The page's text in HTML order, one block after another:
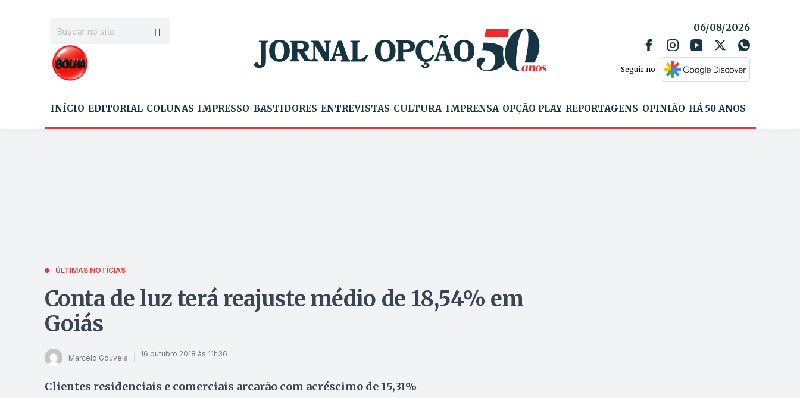
06/08/2026
Seguir no
INÍCIO EDITORIAL COLUNAS IMPRESSO BASTIDORES ENTREVISTAS CULTURA IMPRENSA OPÇÃO PLAY REPORTAGENS OPINIÃO HÁ 50 ANOS
ÚLTIMAS NOTÍCIAS
Conta de luz terá reajuste médio de 18,54% em
Goiás
Marcelo Gouveia 16 outubro 2018 às 11h36
Clientes residenciais e comerciais arcarão com acréscimo de 15,31%